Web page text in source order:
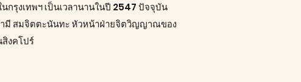
รุงเทพฯ เป็นเวลานานในปี 2547 ปัจจุบัน
มี สมจิตตะนันทะ หัวหน้าฝ่ายจิตวิญญาณของ
งคโปร์